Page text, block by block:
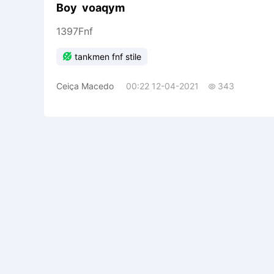
Boy voaqym
1397Fnf
 tankmen fnf stile
Ceiça Macedo 00:22 12-04-2021  343